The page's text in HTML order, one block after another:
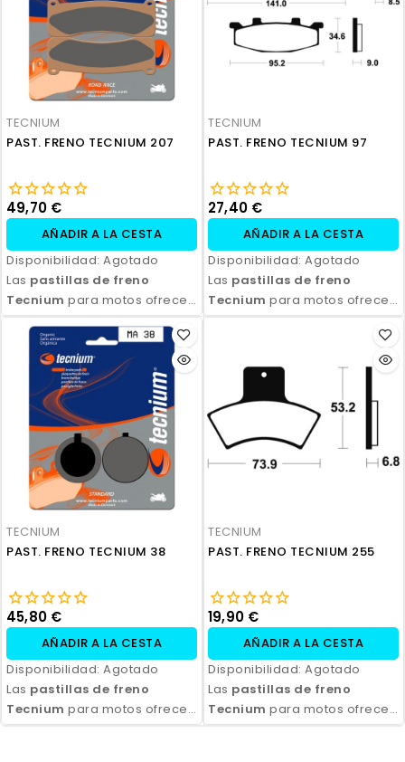
sinterizados, son ideales
para todo tipo de
motocicletas y condiciones
de conducción. Con fácil
instalación y excelente
aseguran seguridad y control
en cada frenada.
sinterizados, son ideales
para todo tipo de
motocicletas y condiciones
de conducción. Con fácil
aseguran seguridad y control
en cada frenada.
TECNIUM
PAST. FRENO TECNIUM 207
49,70 €
AÑADIR A LA CESTA
Disponibilidad: Agotado
Las pastillas de freno
Tecnium para motos ofrecen
un rendimiento de frenado
excepcional, con alta
durabilidad y eficiencia.
Disponibles en compuestos
orgánicos, semi-metálicos y
sinterizados, son ideales
para todo tipo de
motocicletas y condiciones
de conducción. Con fácil
instalación y excelente
aseguran seguridad y control
en cada frenada.
TECNIUM
PAST. FRENO TECNIUM 97
27,40 €
AÑADIR A LA CESTA
Disponibilidad: Agotado
Las pastillas de freno
Tecnium para motos ofrecen
un rendimiento de frenado
Disponibles en compuestos
orgánicos, semi-metálicos y
sinterizados, son ideales
para todo tipo de
motocicletas y condiciones
aseguran seguridad y control
en cada frenada.
TECNIUM
PAST. FRENO TECNIUM 38
45,80 €
AÑADIR A LA CESTA
Disponibilidad: Agotado
Las pastillas de freno
Tecnium para motos ofrecen
un rendimiento de frenado
TECNIUM
PAST. FRENO TECNIUM 255
19,90 €
AÑADIR A LA CESTA
Disponibilidad: Agotado
Las pastillas de freno
Tecnium para motos ofrecen
un rendimiento de frenado